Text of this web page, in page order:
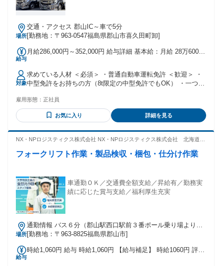
場所
交通・アクセス 郡山IC～車で5分
[勤務地：〒963-0547福島県郡山市喜久田町卸]
給与
月給286,000円～352,000円 給与詳細 基本給：月給 28万6000
で支払われる通勤・皆勤・家族手当金額：なし 全員に一律で
支払われるその他手当金額：あり 【給与詳細について】 ※職
務手当、世帯手当、残業時間、深夜手当、通勤手当により給
与に幅がございます。 ご相談ください。 ＜賞与＞ 年2回（7
＞ 職務手当、世帯手当、残業時間、深夜手当、通勤手当 ※手
当の金額等、詳しくは当社HPをご覧ください！
対象
求めている人材 ＜必須＞ ・普通自動車運転免許 ＜歓迎＞ ・
中型免許をお持ちの方（8t限定の中型免許でもOK） ・一つの
・運転が好きな方 ＜当社の魅力＞ ✅20～50代社員の8割が当
社でトラックデビュー！ 初めてトラックに乗る方のつまずき
やすいポイント等を抑えながら スムーズに独り立ち頂けるま
丈夫。 働きながら中型免許取得が可能です。 ✅自分のペース
ングで休憩を取ることが出来ます。 ✅ルート配送 └同じコー
雇用形態： 正社員
お気に入り 詳細を見る
NX・NPロジスティクス株式会社 NX・NPロジスティクス株式会社 北海道・
フォークリフト作業・製品検収・梱包・仕分け作業
車通勤ＯＫ／交通費全額支給／昇給有／勤務実
績に応じた賞与支給／福利厚生充実
場所
通勤情報 バス６分（郡山駅西口駅前３番ポール乗り場より昭
和町・日本大学 経由徳定行き）＋徒歩１５分
[勤務地：〒963-8825福島県郡山市]
給与
時給1,060円 給与 時給1,060円 【給与補足】 時給1060円 評価